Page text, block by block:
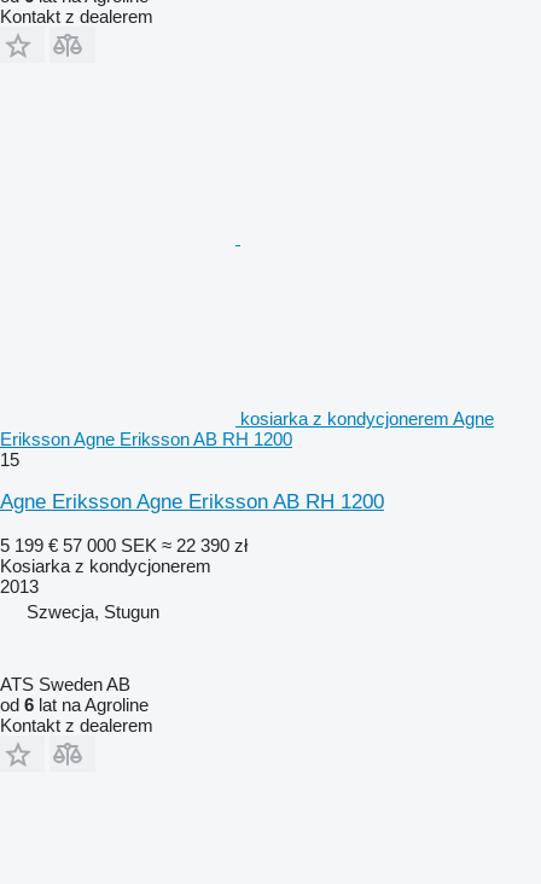
Kontakt z dealerem
kosiarka z kondycjonerem Agne
Eriksson Agne Eriksson AB RH 1200
15
Agne Eriksson Agne Eriksson AB RH 1200
5 199 € 57 000 SEK ≈ 22 390 zł
Kosiarka z kondycjonerem
2013
Szwecja, Stugun
ATS Sweden AB
od 6 lat na Agroline
Kontakt z dealerem